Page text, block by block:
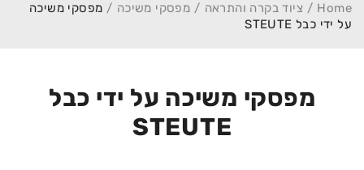
מפסקי משיכה על ידי כבל
STEUTE
Home
/ ציוד בקרה והתראה / מפסקי משיכה / מפסקי משיכה
על ידי כבל STEUTE